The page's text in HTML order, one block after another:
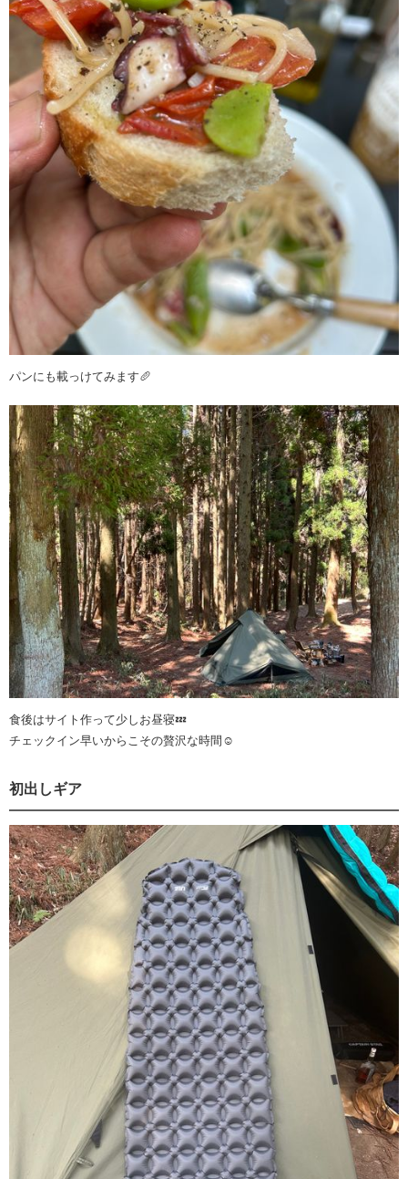
パンにも載っけてみます🥖
食後はサイト作って少しお昼寝💤
チェックイン早いからこその贅沢な時間☺️
初出しギア